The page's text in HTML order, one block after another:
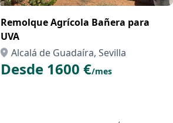
Remolque Agrícola Bañera para
UVA
Alcalá de Guadaíra, Sevilla
Desde 1600 €/mes